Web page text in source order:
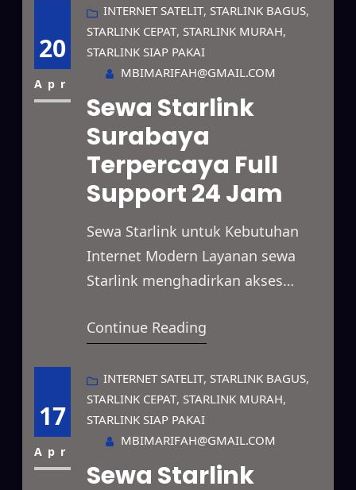
cocok digunakan untuk bisnis,
proyek lapangan, event, hingga
kebutuhan pribadi dengan sistem
sewa yang fleksibel. Jaringannya
mampu menjangkau wilayah
terpencil, area dengan sinyal
terbatas, serta lokasi yang belum
terhubung dengan jaringan…
20
Apr
INTERNET SATELIT, STARLINK BAGUS
STARLINK CEPAT, STARLINK MURAH
STARLINK SIAP PAKAI
MBIMARIFAH@GMAIL.COM
Sewa Starlink
Surabaya
Terpercaya Full
Support 24 Jam
Sewa Starlink untuk Kebutuhan
Internet Modern Layanan sewa
Starlink menghadirkan akses
tinggi untuk berbagai kebutuhan
memanfaatkan layanan ini untuk
bisnis, proyek lapangan, event,
hingga kebutuhan pribadi. Selain
itu, Starlink bekerja sangat optimal
di daerah terpencil, lokasi dengan
Continue Reading
17
Apr
INTERNET SATELIT, STARLINK BAGUS
STARLINK CEPAT, STARLINK MURAH
STARLINK SIAP PAKAI
MBIMARIFAH@GMAIL.COM
Sewa Starlink